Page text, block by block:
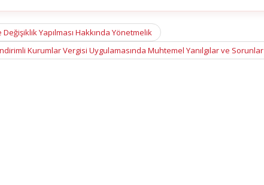
Yapılması Hakkında Yönetmelik
Kurumlar Vergisi Uygulamasında Muhtemel Yanılgılar ve Sorunlar